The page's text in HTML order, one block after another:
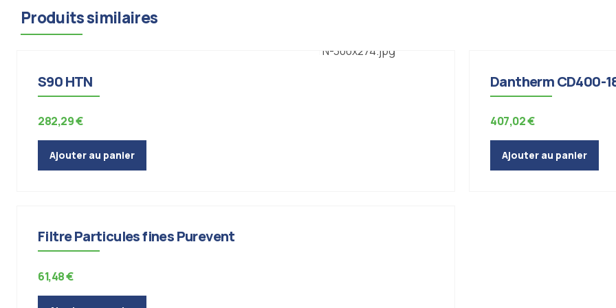
Produits similaires
Condensation - Moisissures - Ventilation
S90 HTN
282,29€
Ajouter au panier
Dantherm CD400-
407,02€
Ajouter au panier
Filtre Particules fines Purevent
61,48€